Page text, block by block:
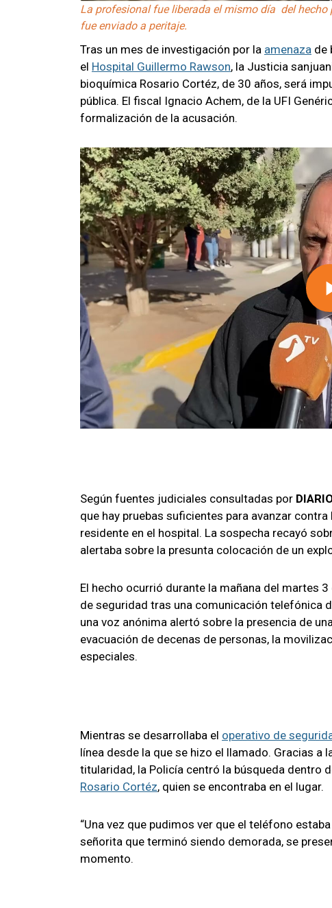
La profesional fue liberada el mismo día del
fue enviado a peritaje.
Tras un mes de investigación por la amenaza de
el Hospital Guillermo Rawson, la Justicia
bioquímica Rosario Cortéz, de 30 años, será
pública. El fiscal Ignacio Achem, de la UFI
formalización de la acusación.
Según fuentes judiciales consultadas por
que hay pruebas suficientes para avanzar
residente en el hospital. La sospecha recayó
alertaba sobre la presunta colocación de un
El hecho ocurrió durante la mañana del martes
de seguridad tras una comunicación telefónica
una voz anónima alertó sobre la presencia de
evacuación de decenas de personas, la
especiales.
Mientras se desarrollaba el operativo de
línea desde la que se hizo el llamado. Gracias
titularidad, la Policía centró la búsqueda dentro
Rosario Cortéz, quien se encontraba en el lugar.
“Una vez que pudimos ver que el teléfono
señorita que terminó siendo demorada, se
momento.